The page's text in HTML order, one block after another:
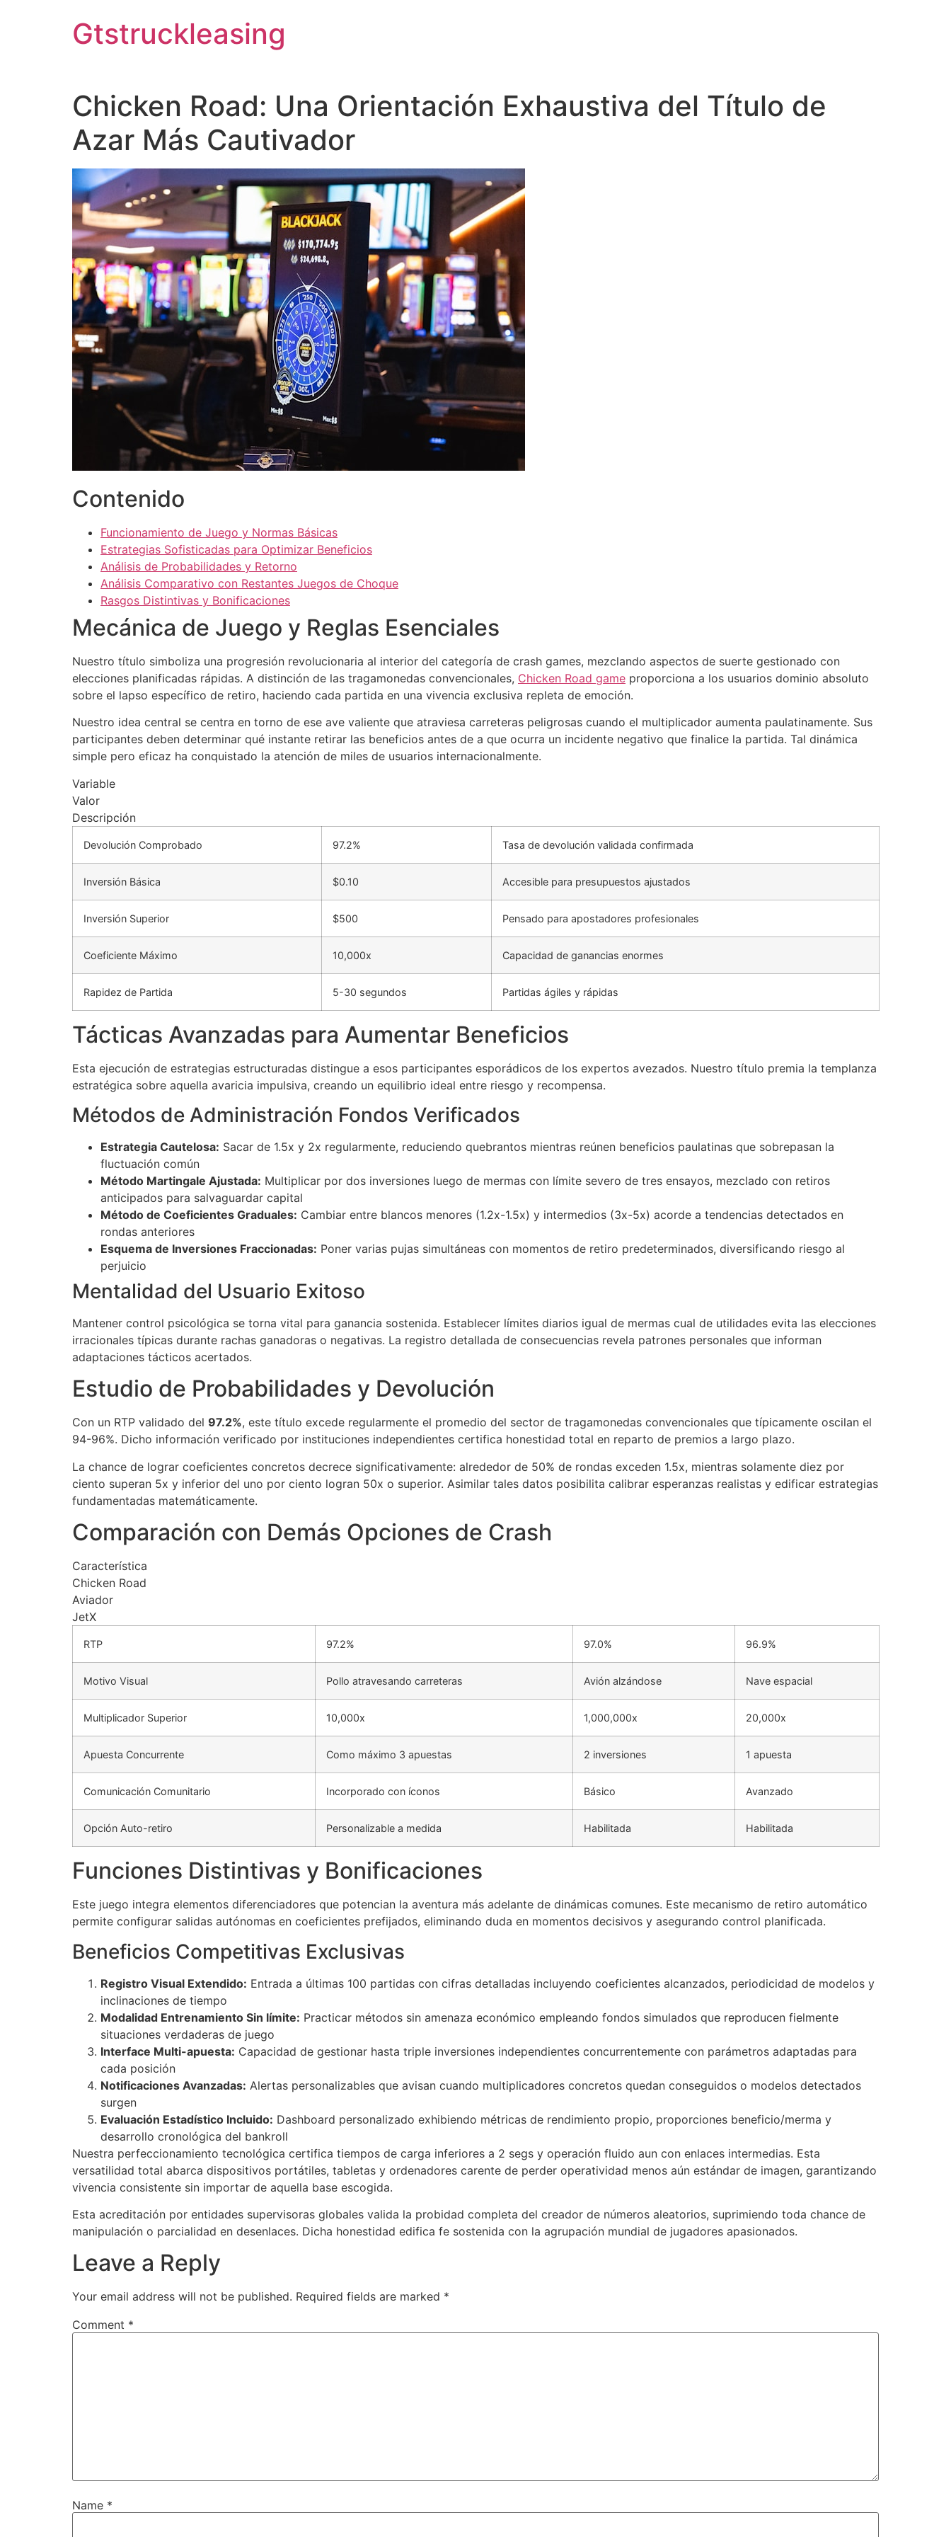
Gtstruckleasing
Chicken Road: Una Orientación Exhaustiva del Título de
Azar Más Cautivador
Contenido
Funcionamiento de Juego y Normas Básicas
Estrategias Sofisticadas para Optimizar Beneficios
Análisis de Probabilidades y Retorno
Análisis Comparativo con Restantes Juegos de Choque
Rasgos Distintivas y Bonificaciones
Mecánica de Juego y Reglas Esenciales
Nuestro título simboliza una progresión revolucionaria al interior del categoría de crash games, mezclando aspectos de suerte gestionado con
elecciones planificadas rápidas. A distinción de las tragamonedas convencionales, Chicken Road game proporciona a los usuarios dominio absoluto
sobre el lapso específico de retiro, haciendo cada partida en una vivencia exclusiva repleta de emoción.
Nuestro idea central se centra en torno de ese ave valiente que atraviesa carreteras peligrosas cuando el multiplicador aumenta paulatinamente. Sus
participantes deben determinar qué instante retirar las beneficios antes de a que ocurra un incidente negativo que finalice la partida. Tal dinámica
simple pero eficaz ha conquistado la atención de miles de usuarios internacionalmente.
Variable
Valor
Descripción
Devolución Comprobado 97.2% Tasa de devolución validada confirmada
Inversión Básica $0.10 Accesible para presupuestos ajustados
Inversión Superior $500 Pensado para apostadores profesionales
Coeficiente Máximo 10,000x Capacidad de ganancias enormes
Rapidez de Partida 5-30 segundos Partidas ágiles y rápidas
Tácticas Avanzadas para Aumentar Beneficios
Esta ejecución de estrategias estructuradas distingue a esos participantes esporádicos de los expertos avezados. Nuestro título premia la templanza
estratégica sobre aquella avaricia impulsiva, creando un equilibrio ideal entre riesgo y recompensa.
Métodos de Administración Fondos Verificados
Estrategia Cautelosa: Sacar de 1.5x y 2x regularmente, reduciendo quebrantos mientras reúnen beneficios paulatinas que sobrepasan la
fluctuación común
Método Martingale Ajustada: Multiplicar por dos inversiones luego de mermas con límite severo de tres ensayos, mezclado con retiros
anticipados para salvaguardar capital
Método de Coeficientes Graduales: Cambiar entre blancos menores (1.2x-1.5x) y intermedios (3x-5x) acorde a tendencias detectados en
rondas anteriores
Esquema de Inversiones Fraccionadas: Poner varias pujas simultáneas con momentos de retiro predeterminados, diversificando riesgo al
perjuicio
Mentalidad del Usuario Exitoso
Mantener control psicológica se torna vital para ganancia sostenida. Establecer límites diarios igual de mermas cual de utilidades evita las elecciones
irracionales típicas durante rachas ganadoras o negativas. La registro detallada de consecuencias revela patrones personales que informan
adaptaciones tácticos acertados.
Estudio de Probabilidades y Devolución
Con un RTP validado del 97.2%, este título excede regularmente el promedio del sector de tragamonedas convencionales que típicamente oscilan el
94-96%. Dicho información verificado por instituciones independientes certifica honestidad total en reparto de premios a largo plazo.
La chance de lograr coeficientes concretos decrece significativamente: alrededor de 50% de rondas exceden 1.5x, mientras solamente diez por
ciento superan 5x y inferior del uno por ciento logran 50x o superior. Asimilar tales datos posibilita calibrar esperanzas realistas y edificar estrategias
fundamentadas matemáticamente.
Comparación con Demás Opciones de Crash
Característica
Chicken Road
Aviador
JetX
RTP 97.2% 97.0% 96.9%
Motivo Visual Pollo atravesando carreteras Avión alzándose Nave espacial
Multiplicador Superior 10,000x 1,000,000x 20,000x
Apuesta Concurrente Como máximo 3 apuestas 2 inversiones 1 apuesta
Comunicación Comunitario Incorporado con íconos Básico Avanzado
Opción Auto-retiro Personalizable a medida Habilitada Habilitada
Funciones Distintivas y Bonificaciones
Este juego integra elementos diferenciadores que potencian la aventura más adelante de dinámicas comunes. Este mecanismo de retiro automático
permite configurar salidas autónomas en coeficientes prefijados, eliminando duda en momentos decisivos y asegurando control planificada.
Beneficios Competitivas Exclusivas
Registro Visual Extendido: Entrada a últimas 100 partidas con cifras detalladas incluyendo coeficientes alcanzados, periodicidad de modelos y
inclinaciones de tiempo
Modalidad Entrenamiento Sin límite: Practicar métodos sin amenaza económico empleando fondos simulados que reproducen fielmente
situaciones verdaderas de juego
Interface Multi-apuesta: Capacidad de gestionar hasta triple inversiones independientes concurrentemente con parámetros adaptadas para
cada posición
Notificaciones Avanzadas: Alertas personalizables que avisan cuando multiplicadores concretos quedan conseguidos o modelos detectados
surgen
Evaluación Estadístico Incluido: Dashboard personalizado exhibiendo métricas de rendimiento propio, proporciones beneficio/merma y
desarrollo cronológica del bankroll
Nuestra perfeccionamiento tecnológica certifica tiempos de carga inferiores a 2 segs y operación fluido aun con enlaces intermedias. Esta
versatilidad total abarca dispositivos portátiles, tabletas y ordenadores carente de perder operatividad menos aún estándar de imagen, garantizando
vivencia consistente sin importar de aquella base escogida.
Esta acreditación por entidades supervisoras globales valida la probidad completa del creador de números aleatorios, suprimiendo toda chance de
manipulación o parcialidad en desenlaces. Dicha honestidad edifica fe sostenida con la agrupación mundial de jugadores apasionados.
Leave a Reply
Your email address will not be published. Required fields are marked *
Comment *
Name *